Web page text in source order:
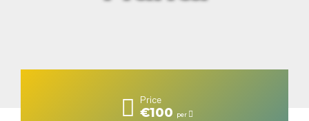
Price
€100 per